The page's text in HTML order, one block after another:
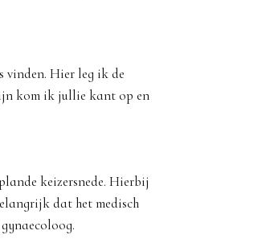
vinden. Hier leg ik de
kom ik jullie kant op en
keizersnede. Hierbij
dat het medisch